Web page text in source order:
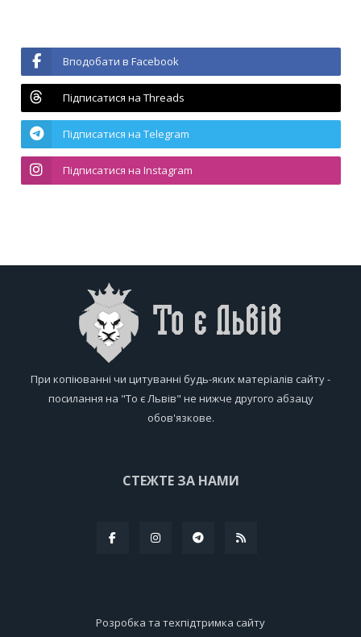
Вподобати в Facebook
Підписатися на Threads
Підписатися на Telegram
Підписатися на Instagram
При копіюванні чи цитуванні будь-яких матеріалів сайту -
посилання на "То є Львів" не нижче другого абзацу
обов'язкове.
СТЕЖТЕ ЗА НАМИ
Розробка та техпідтримка сайту